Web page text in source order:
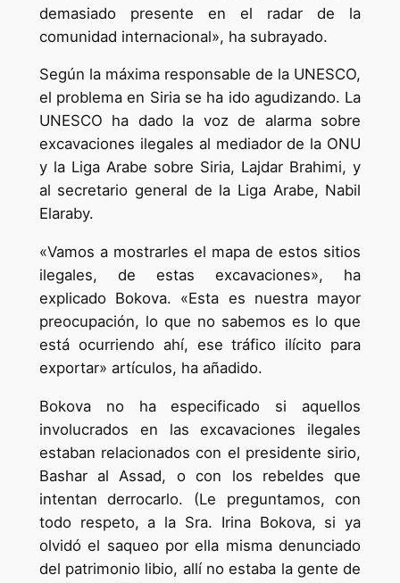
demasiado presente en el radar de la
comunidad internacional», ha subrayado.
Según la máxima responsable de la UNESCO,
el problema en Siria se ha ido agudizando. La
UNESCO ha dado la voz de alarma sobre
excavaciones ilegales al mediador de la ONU
y la Liga Arabe sobre Siria, Lajdar Brahimi, y
al secretario general de la Liga Arabe, Nabil
Elaraby.
«Vamos a mostrarles el mapa de estos sitios
ilegales, de estas excavaciones», ha
explicado Bokova. «Esta es nuestra mayor
preocupación, lo que no sabemos es lo que
está ocurriendo ahí, ese tráfico ilícito para
exportar» artículos, ha añadido.
Bokova no ha especificado si aquellos
involucrados en las excavaciones ilegales
estaban relacionados con el presidente sirio,
Bashar al Assad, o con los rebeldes que
intentan derrocarlo. (Le preguntamos, con
todo respeto, a la Sra. Irina Bokova, si ya
olvidó el saqueo por ella misma denunciado
del patrimonio libio, allí no estaba la gente de